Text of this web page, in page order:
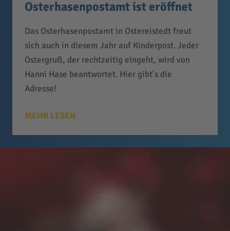
Osterhasenpostamt ist eröffnet
Das Osterhasenpostamt in Ostereistedt freut
sich auch in diesem Jahr auf Kinderpost. Jeder
Ostergruß, der rechtzeitig eingeht, wird von
Hanni Hase beantwortet. Hier gibt's die
Adresse!
MEHR LESEN